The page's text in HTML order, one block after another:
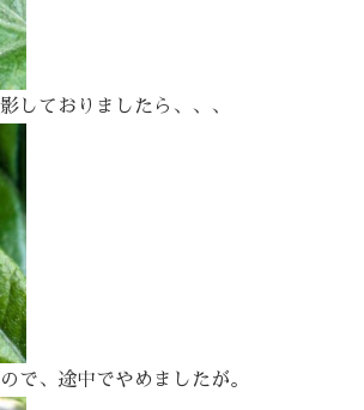
しておりましたら、、、
で、途中でやめましたが。